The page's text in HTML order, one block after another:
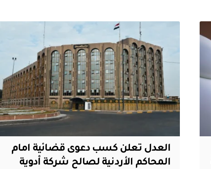
العدل تعلن كسب دعوى قضائية امام
المحاكم الأردنية لصالح شركة أدوية